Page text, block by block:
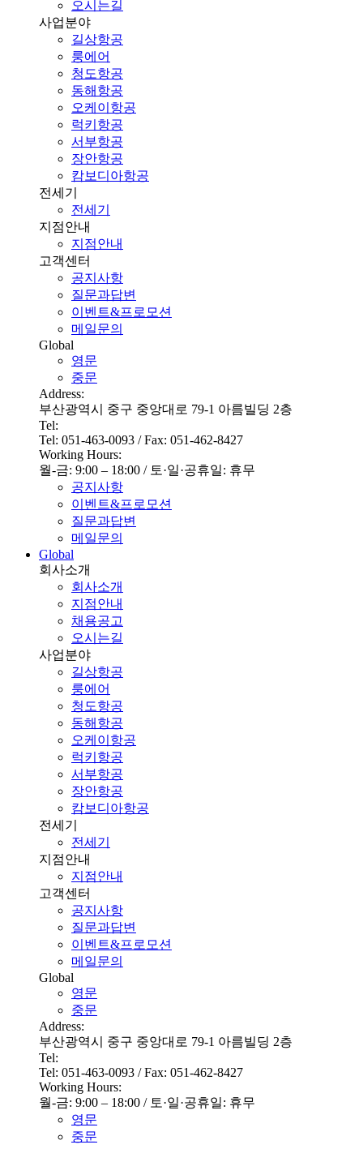
오시는길
사업분야
길상항공
룽에어
청도항공
동해항공
오케이항공
럭키항공
서부항공
장안항공
캄보디아항공
전세기
전세기
지점안내
지점안내
고객센터
공지사항
질문과답변
이벤트&프로모션
메일문의
Global
영문
중문
Address:
부산광역시 중구 중앙대로 79-1 아름빌딩 2층
Tel:
Tel: 051-463-0093 / Fax: 051-462-8427
Working Hours:
월-금: 9:00 – 18:00 / 토·일·공휴일: 휴무
공지사항
이벤트&프로모션
질문과답변
메일문의
Global
회사소개
회사소개
지점안내
채용공고
오시는길
사업분야
길상항공
룽에어
청도항공
동해항공
오케이항공
럭키항공
서부항공
장안항공
캄보디아항공
전세기
전세기
지점안내
지점안내
고객센터
공지사항
질문과답변
이벤트&프로모션
메일문의
Global
영문
중문
Address:
부산광역시 중구 중앙대로 79-1 아름빌딩 2층
Tel:
Tel: 051-463-0093 / Fax: 051-462-8427
Working Hours:
월-금: 9:00 – 18:00 / 토·일·공휴일: 휴무
영문
중문